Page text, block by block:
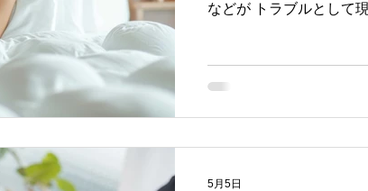
などが トラブルとして
の８割がこういったト
ケートな問題だからこ
悪感を抱く方も多いで
5月5日